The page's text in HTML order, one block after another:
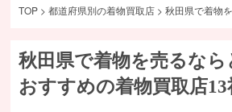
TOP >都道府県別の着物買取店 >秋田県で着物
秋田県で着物を売るなら
おすすめの着物買取店13